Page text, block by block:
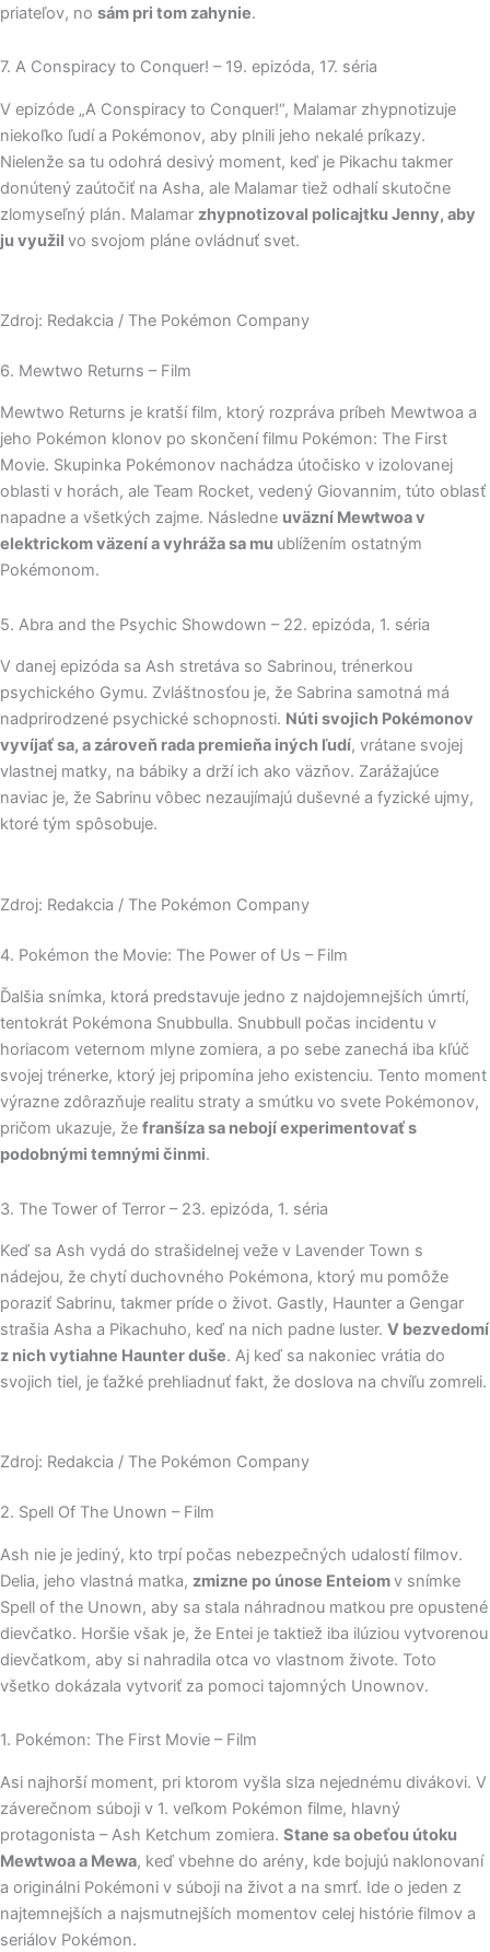
priateľov, no sám pri tom zahynie.
7. A Conspiracy to Conquer! – 19. epizóda, 17. séria
V epizóde „A Conspiracy to Conquer!“, Malamar zhypnotizuje
niekoľko ľudí a Pokémonov, aby plnili jeho nekalé príkazy.
Nielenže sa tu odohrá desivý moment, keď je Pikachu takmer
donútený zaútočiť na Asha, ale Malamar tiež odhalí skutočne
zlomyseľný plán. Malamar zhypnotizoval policajtku Jenny, aby
ju využil vo svojom pláne ovládnuť svet.
Zdroj: Redakcia / The Pokémon Company
6. Mewtwo Returns – Film
Mewtwo Returns je kratší film, ktorý rozpráva príbeh Mewtwoa a
jeho Pokémon klonov po skončení filmu Pokémon: The First
Movie. Skupinka Pokémonov nachádza útočisko v izolovanej
oblasti v horách, ale Team Rocket, vedený Giovannim, túto oblasť
napadne a všetkých zajme. Následne uväzní Mewtwoa v
elektrickom väzení a vyhráža sa mu ublížením ostatným
Pokémonom.
5. Abra and the Psychic Showdown – 22. epizóda, 1. séria
V danej epizóda sa Ash stretáva so Sabrinou, trénerkou
psychického Gymu. Zvláštnosťou je, že Sabrina samotná má
nadprirodzené psychické schopnosti. Núti svojich Pokémonov
vyvíjať sa, a zároveň rada premieňa iných ľudí, vrátane svojej
vlastnej matky, na bábiky a drží ich ako väzňov. Zarážajúce
naviac je, že Sabrinu vôbec nezaujímajú duševné a fyzické ujmy,
ktoré tým spôsobuje.
Zdroj: Redakcia / The Pokémon Company
4. Pokémon the Movie: The Power of Us – Film
Ďalšia snímka, ktorá predstavuje jedno z najdojemnejších úmrtí,
tentokrát Pokémona Snubbulla. Snubbull počas incidentu v
horiacom veternom mlyne zomiera, a po sebe zanechá iba kľúč
svojej trénerke, ktorý jej pripomína jeho existenciu. Tento moment
výrazne zdôrazňuje realitu straty a smútku vo svete Pokémonov,
pričom ukazuje, že franšíza sa nebojí experimentovať s
podobnými temnými činmi.
3. The Tower of Terror – 23. epizóda, 1. séria
Keď sa Ash vydá do strašidelnej veže v Lavender Town s
nádejou, že chytí duchovného Pokémona, ktorý mu pomôže
poraziť Sabrinu, takmer príde o život. Gastly, Haunter a Gengar
strašia Asha a Pikachuho, keď na nich padne luster. V bezvedomí
z nich vytiahne Haunter duše. Aj keď sa nakoniec vrátia do
svojich tiel, je ťažké prehliadnuť fakt, že doslova na chvíľu zomreli.
Zdroj: Redakcia / The Pokémon Company
2. Spell Of The Unown – Film
Ash nie je jediný, kto trpí počas nebezpečných udalostí filmov.
Delia, jeho vlastná matka, zmizne po únose Enteiomv snímke
Spell of the Unown, aby sa stala náhradnou matkou pre opustené
dievčatko. Horšie však je, že Entei je taktiež iba ilúziou vytvorenou
dievčatkom, aby si nahradila otca vo vlastnom živote. Toto
všetko dokázala vytvoriť za pomoci tajomných Unownov.
1. Pokémon: The First Movie – Film
Asi najhorší moment, pri ktorom vyšla slza nejednému divákovi. V
záverečnom súboji v 1. veľkom Pokémon filme, hlavný
protagonista – Ash Ketchum zomiera. Stane sa obeťou útoku
Mewtwoa a Mewa, keď vbehne do arény, kde bojujú naklonovaní
a originálni Pokémoni v súboji na život a na smrť. Ide o jeden z
najtemnejších a najsmutnejších momentov celej histórie filmov a
seriálov Pokémon.